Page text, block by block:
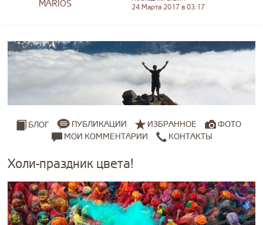
MARIOS
24 Марта 2017 в 03:17
БЛОГ ПУБЛИКАЦИИ ИЗБРАННОЕ
ФОТО
МОИ КОММЕНТАРИИ
КОНТАКТЫ
Холи-праздник цвета!